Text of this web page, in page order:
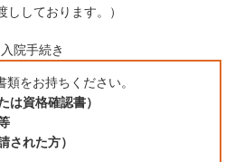
しております。）
入院手続き
をお持ちください。
は資格確認書）
された方）